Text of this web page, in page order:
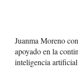
Juanma Moreno
apoyado en la
inteligencia artificial